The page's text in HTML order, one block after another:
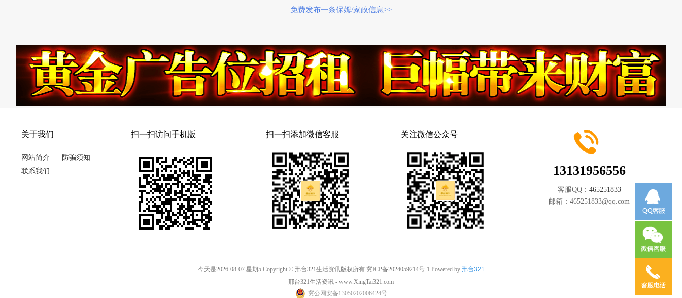
免费发布一条保姆/家政信息>>
关于我们
网站简介
防骗须知
联系我们
扫一扫访问手机版 扫一扫添加微信客服 关注微信公众号
13131956556
客服QQ： 465251833
邮箱： 465251833@qq.com
今天是2026-08-07 星期5 Copyright © 邢台321生活资讯版权所有 冀ICP备2024059214号-1 Powered by 邢台321
邢台321生活资讯 - www.XingTai321.com
冀公网安备13050202006424号